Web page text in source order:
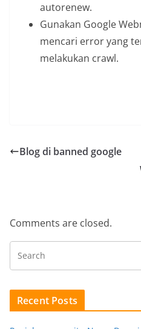
autorenew.
Gunakan Google
mencari error yang
melakukan crawl.
Blog di banned google
Comments are closed.
Recent Posts